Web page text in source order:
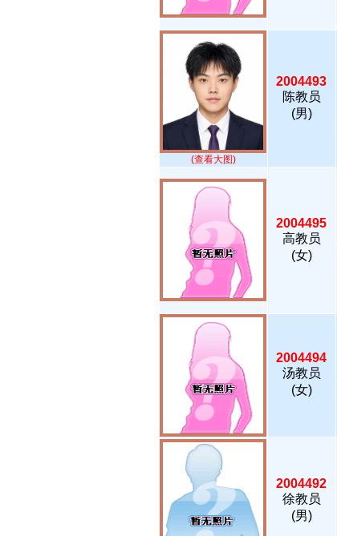
(查看大图)
2004493
陈教员
(男)
2004495
高教员
(女)
2004494
汤教员
(女)
2004492
徐教员
(男)